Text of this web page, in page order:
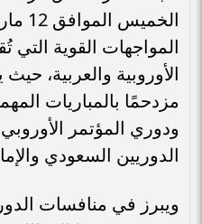
المواجهات القوية
الأوروبية والعربية،
مزدحمًا بالمباريات
ودوري المؤتمر
الدوريين السعودي
ويبرز في منافسات